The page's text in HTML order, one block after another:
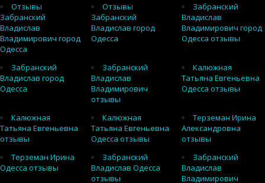
Отзывы
Забранский
Владислав
Владимирович город
Одесса
Отзывы
Забранский
Владислав город
Одесса
Забранский
Владислав
Владимирович город
Одесса отзывы
Забранский
Владислав город
Одесса
Забранский
Владислав
Владимирович
отзывы
Калюжная
Татьяна Евгеньевна
Одесса отзывы
Калюжная
Татьяна Евгеньевна
отзывы
Калюжная
Татьяна Евгеньевна
Одесса отзывы
Терземан Ирина
Александровна
отзывы
Терземан Ирина
Одесса отзывы
Забранский
Владислав Одесса
отзывы
Забранский
Владислав
Владимирович